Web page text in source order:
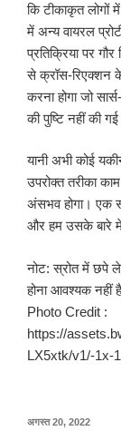
कि टीकाकृत लोगों में
में अन्य वायरल
प्रतिक्रिया पर
से क्रॉस-रिएक्शन
करना होगा जो
की पुष्टि नहीं की
यानी अभी कोई
उपरोक्त तरीका
अंसभव होगा। एक
और हम उसके बारे
नोट: स्रोत में छपे
होना आवश्यक नहीं
Photo Credit :
https://
LX5xtk/v1/-1x-
अगस्त 20, 2022पर